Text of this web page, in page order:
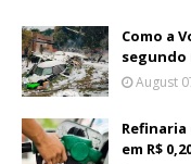
Como a
segundo
August
em R$